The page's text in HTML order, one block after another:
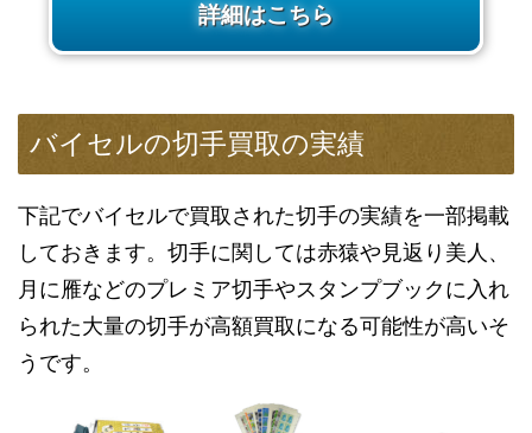
詳細はこちら
バイセルの切手買取の実績
下記でバイセルで買取された切手の実績を一部掲載
しておきます。切手に関しては赤猿や見返り美人、
月に雁などのプレミア切手やスタンプブックに入れ
られた大量の切手が高額買取になる可能性が高いそ
うです。